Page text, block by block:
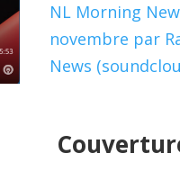
NL Morning
novembre par
News